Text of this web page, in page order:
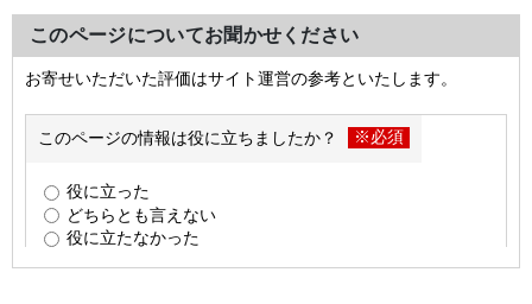
このページについてお聞かせください